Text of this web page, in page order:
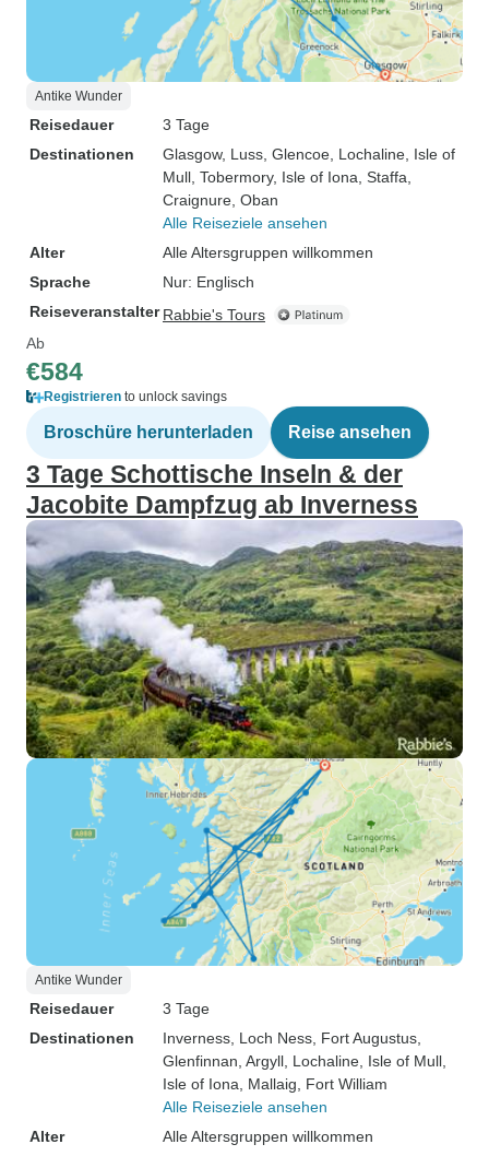
Antike Wunder
Reisedauer
3 Tage
Destinationen
Glasgow, Luss , Glencoe , Lochaline , Isle of
Mull , Tobermory, Isle of Iona , Staffa
Craignure , Oban
Alle Reiseziele ansehen
Alter
Alle Altersgruppen willkommen
Sprache
Nur: Englisch
Reiseveranstalter Rabbie's Tours
Ab
€584
Registrieren to unlock savings
Broschüre herunterladen Reise ansehen
3 Tage Schottische Inseln & der
Jacobite Dampfzug ab Inverness
Antike Wunder
Reisedauer
3 Tage
Destinationen
Inverness , Loch Ness , Fort Augustus
Glenfinnan , Argyll , Lochaline , Isle of Mull
Isle of Iona , Mallaig , Fort William
Alle Reiseziele ansehen
Alter
Alle Altersgruppen willkommen